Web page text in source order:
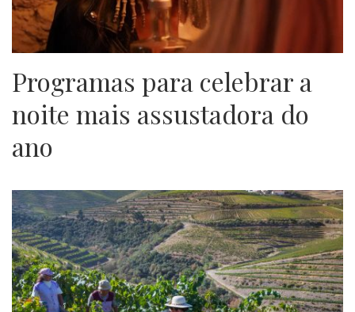
Programas para celebrar a
noite mais assustadora do
ano